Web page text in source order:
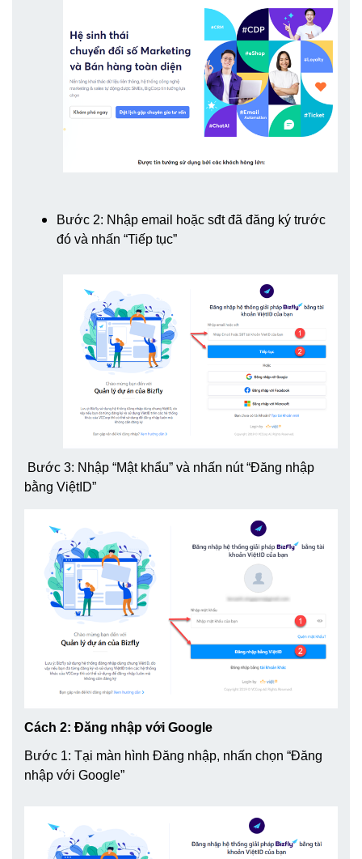
Bước 2: Nhập email hoặc sđt đã đăng ký trước
đó và nhấn “Tiếp tục”
Bước 3: Nhập “Mật khẩu” và nhấn nút “Đăng nhập
bằng ViệtID”
Cách 2: Đăng nhập với Google
Bước 1: Tại màn hình Đăng nhập, nhấn chọn “Đăng
nhập với Google”